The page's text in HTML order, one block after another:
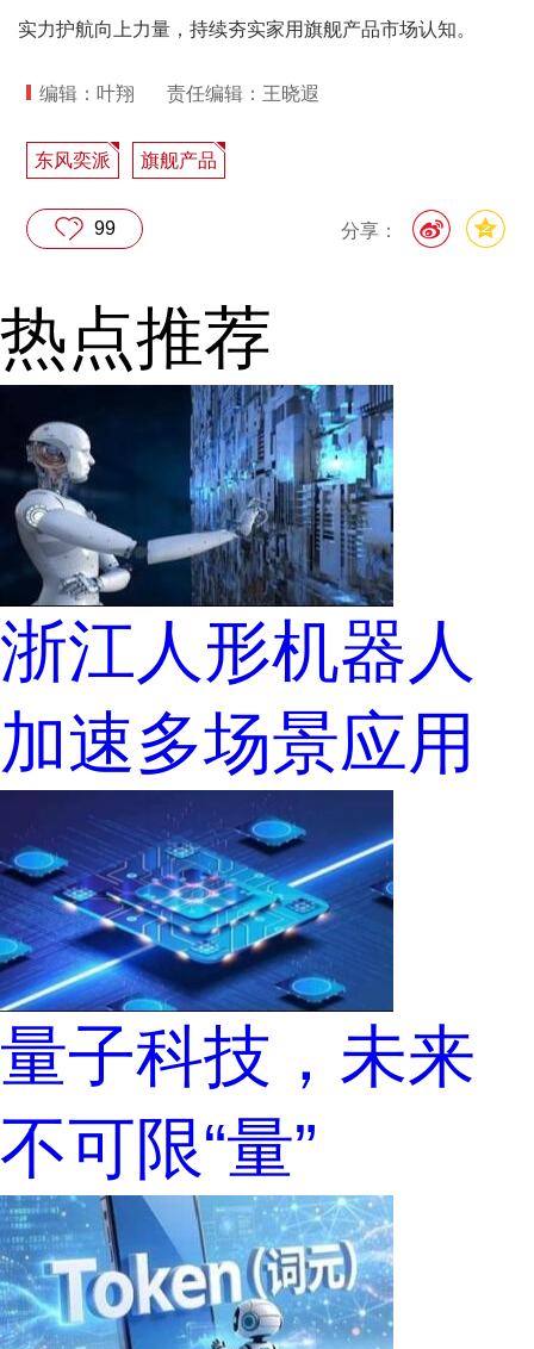
实力护航向上力量，持续夯实家用旗舰产品市场认知。
编辑：叶翔 责任编辑：王晓遐
东风奕派 旗舰产品
分享：
99
热点推荐
浙江人形机器人
加速多场景应用
量子科技，未来
不可限“量”